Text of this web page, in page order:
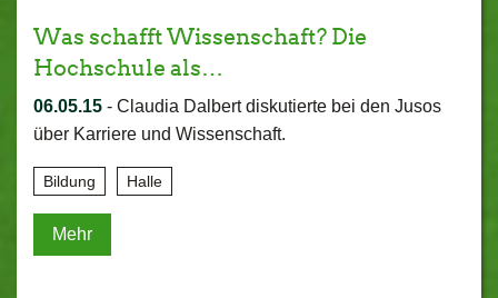
Was schafft Wissenschaft? Die
Hochschule als…
06.05.15 - Claudia Dalbert diskutierte bei den Jusos
über Karriere und Wissenschaft.
Bildung Halle
Mehr